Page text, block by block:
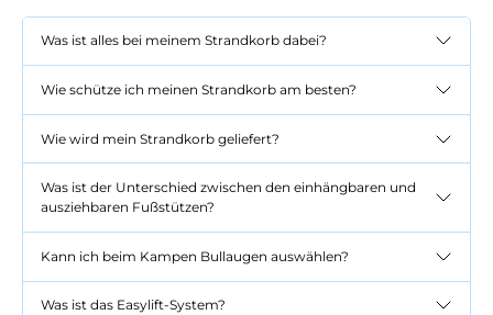
Was ist alles bei meinem Strandkorb dabei?
Wie schütze ich meinen Strandkorb am besten?
Wie wird mein Strandkorb geliefert?
Was ist der Unterschied zwischen den einhängbaren und
ausziehbaren Fußstützen?
Kann ich beim Kampen Bullaugen auswählen?
Was ist das Easylift-System?